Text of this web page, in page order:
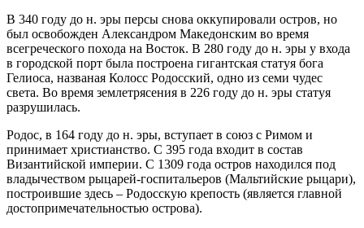
В 340 году до н. эры персы снова оккупировали остров, но
был освобожден Александром Македонским во время
всегреческого похода на Восток. В 280 году до н. эры у входа
в городской порт была построена гигантская статуя бога
Гелиоса, названая Колосс Родосский, одно из семи чудес
света. Во время землетрясения в 226 году до н. эры статуя
разрушилась.
Родос, в 164 году до н. эры, вступает в союз с Римом и
принимает христианство. С 395 года входит в состав
Византийской империи. С 1309 года остров находился под
владычеством рыцарей-госпитальеров (Мальтийские рыцари),
построившие здесь – Родосскую крепость (является главной
достопримечательностью острова).